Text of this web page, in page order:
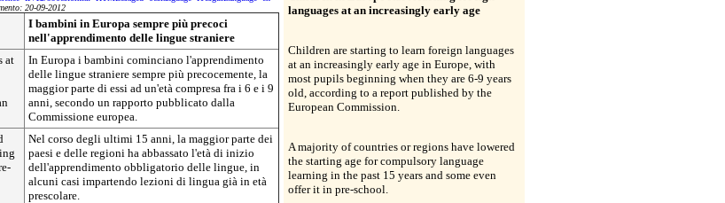
20-09-2012
I bambini in Europa sempre più precoci
nell'apprendimento delle lingue straniere
at
In Europa i bambini cominciano l'apprendimento
delle lingue straniere sempre più precocemente, la
maggior parte di essi ad un'età compresa fra i 6 e i 9
anni, secondo un rapporto pubblicato dalla
Commissione europea.
Nel corso degli ultimi 15 anni, la maggior parte dei
paesi e delle regioni ha abbassato l'età di inizio
dell'apprendimento obbligatorio delle lingue, in
alcuni casi impartendo lezioni di lingua già in età
prescolare.
languages at an increasingly early age
Children are starting to learn foreign languages
at an increasingly early age in Europe, with
most pupils beginning when they are 6-9 years
old, according to a report published by the
European Commission.
A majority of countries or regions have lowered
the starting age for compulsory language
learning in the past 15 years and some even
offer it in pre-school.